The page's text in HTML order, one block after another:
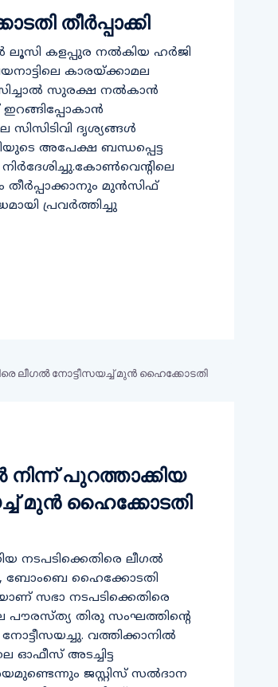
തീ‍ർപ്പാക്കി
ലൂസി കളപ്പുര നൽകിയ ഹർജി
കാരയ്ക്കാമല
സുരക്ഷ നൽകാൻ
സിസിടിവി ദൃശ്യങ്ങൾ
അപേക്ഷ ബന്ധപ്പെട്ട
തീർപ്പാക്കാനും മുൻസിഫ്
പ്രവർത്തിച്ചു
പുറത്താക്കിയ
മുന്‍ ഹൈക്കോടതി
നടപടിക്കെതിരെ ലീഗല്‍
ബോംബെ ഹൈക്കോടതി
സഭാ നടപടിക്കെതിരെ
പൗരസ്ത്യ തിരു സംഘത്തിന്റെ
വത്തിക്കാനില്‍
ഓഫീസ് അടച്ചിട്ട
ജസ്റ്റിസ് സല്‍ദാന